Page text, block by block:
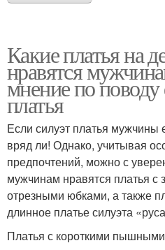
Какие платья на
нравятся
мнение по
платья
Если силуэт платья
вряд ли! Однако, учитывая
предпочтений, можно с
мужчинам нравятся платья с
отрезными юбками, а также
длинное платье силуэта
Платья с короткими